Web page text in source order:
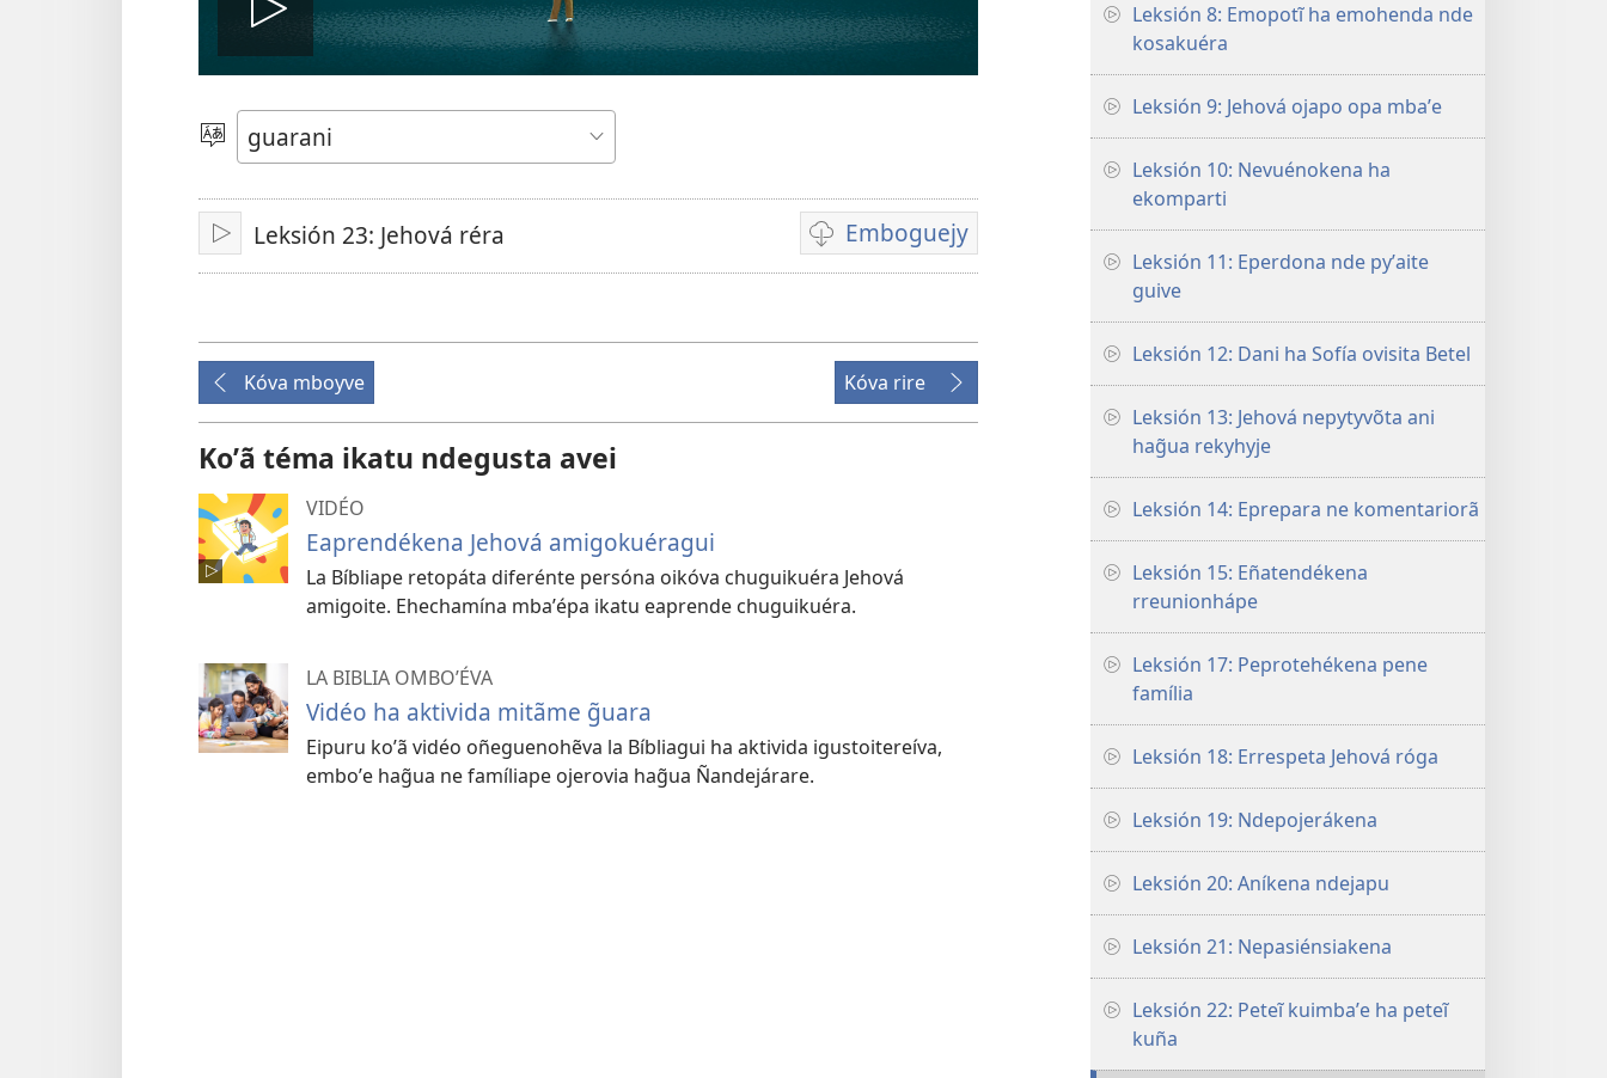
Ehecha
pe
vidéo
Eiporavo
peteĩ
idióma
Erreprodusi
Leksión 23: Jehová réra Emboguejy
Opsión
emboguejy
la
vidéo
Kóva mboyve Kóva rire
Koʼã téma ikatu ndegusta avei
VIDÉO
Eaprendékena Jehová amigokuéragui
La Bíbliape retopáta diferénte persóna oikóva chuguikuéra Jehová
amigoite. Ehechamína mbaʼépa ikatu eaprende chuguikuéra.
LA BIBLIA OMBOʼÉVA
Vidéo ha aktivida mitãme g̃uara
Eipuru koʼã vidéo oñeguenohẽva la Bíbliagui ha aktivida igustoitereíva,
emboʼe hag̃ua ne famíliape ojerovia hag̃ua Ñandejárare.
Leksión 8: Emopotĩ ha emohenda nde
kosakuéra
Leksión 9: Jehová ojapo opa mbaʼe
Leksión 10: Nevuénokena ha
ekomparti
Leksión 11: Eperdona nde pyʼaite
guive
Leksión 12: Dani ha Sofía ovisita Betel
Leksión 13: Jehová nepytyvõta ani
hag̃ua rekyhyje
Leksión 14: Eprepara ne komentariorã
Leksión 15: Eñatendékena
rreunionhápe
Leksión 17: Peprotehékena pene
família
Leksión 18: Errespeta Jehová róga
Leksión 19: Ndepojerákena
Leksión 20: Aníkena ndejapu
Leksión 21: Nepasiénsiakena
Leksión 22: Peteĩ kuimbaʼe ha peteĩ
kuña